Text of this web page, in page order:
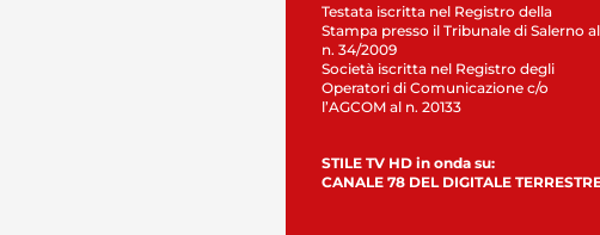
Testata iscritta nel Registro della
Stampa presso il Tribunale di Salerno al
n. 34/2009
Società iscritta nel Registro degli
Operatori di Comunicazione c/o
l’AGCOM al n. 20133
STILE TV HD in onda su:
CANALE 78 DEL DIGITALE